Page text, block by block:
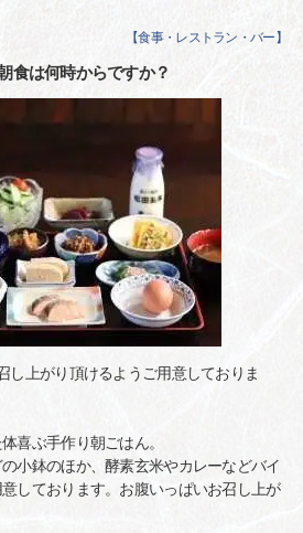
【食事・レストラン・バー 】
食は何時からですか？
し上がり頂けるようご用意しておりま
喜ぶ手作り朝ごはん。
小鉢のほか、酵素玄米やカレーなどバイ
しております。お腹いっぱいお召し上が